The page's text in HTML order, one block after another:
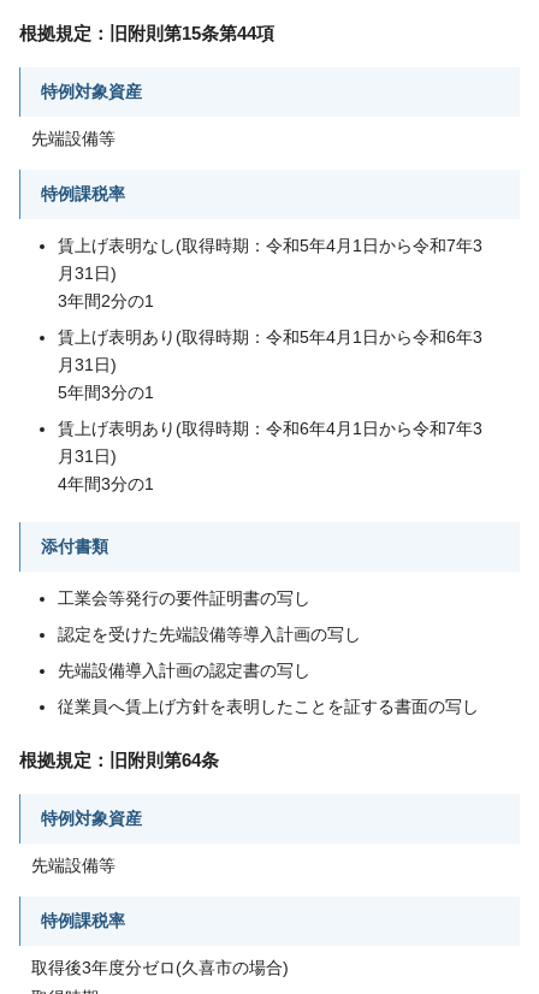
根拠規定：旧附則第15条第44項
特例対象資産
先端設備等
特例課税率
賃上げ表明なし(取得時期：令和5年4月1日から令和7年3
月31日)
3年間2分の1
賃上げ表明あり(取得時期：令和5年4月1日から令和6年3
月31日)
5年間3分の1
賃上げ表明あり(取得時期：令和6年4月1日から令和7年3
月31日)
4年間3分の1
添付書類
工業会等発行の要件証明書の写し
認定を受けた先端設備等導入計画の写し
先端設備導入計画の認定書の写し
従業員へ賃上げ方針を表明したことを証する書面の写し
根拠規定：旧附則第64条
特例対象資産
先端設備等
特例課税率
取得後3年度分ゼロ(久喜市の場合)